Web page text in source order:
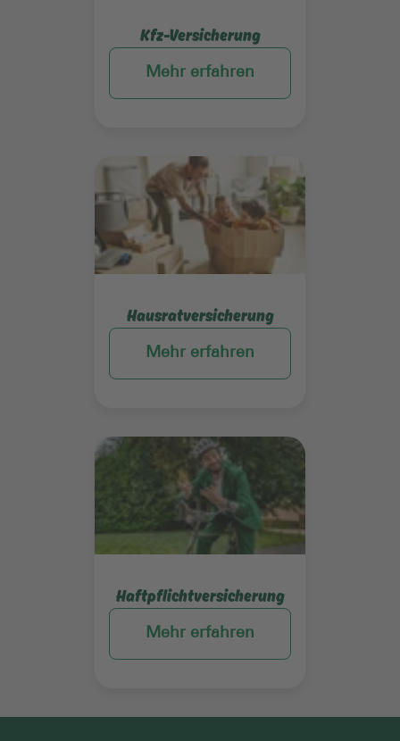
Kfz-Versicherung
Mehr erfahren
Hausratversicherung
Mehr erfahren
Mehr erfahren
Haftpflichtversicherung
Mehr erfahren
Mehr erfahren